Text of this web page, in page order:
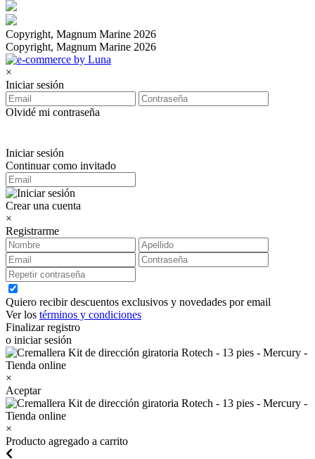
Copyright, Magnum Marine 2026
Copyright, Magnum Marine 2026
×
Iniciar sesión
Olvidé mi contraseña
Iniciar sesión
Continuar como invitado
Crear una cuenta
×
Registrarme
Quiero recibir descuentos exclusivos y novedades por email
Ver los términos y condiciones
Finalizar registro
o iniciar sesión
×
Aceptar
×
Producto agregado a carrito